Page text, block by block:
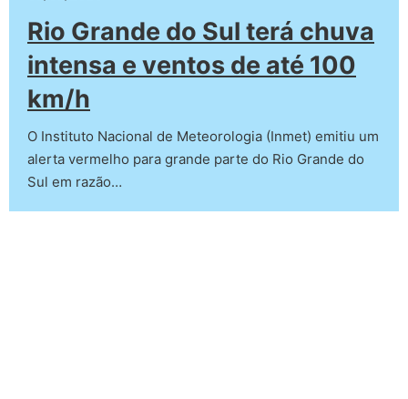
Rio Grande do Sul terá chuva
intensa e ventos de até 100
km/h
O Instituto Nacional de Meteorologia (Inmet) emitiu um
alerta vermelho para grande parte do Rio Grande do
Sul em razão…